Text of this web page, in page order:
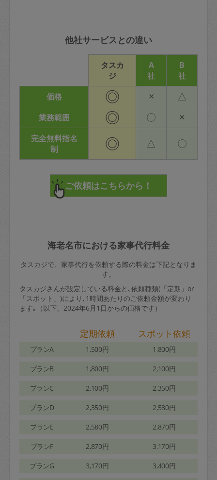
他社サービスとの違い
タスカ
ジ
A
社
B
社
価格
◎ × △
業務範囲 ◎ 〇 ×
完全無料指名
制
◎ △ 〇
海老名市における家事代行料金
タスカジで、家事代行を依頼する際の料金は下記となりま
す。
タスカジさんが設定している料金と､依頼種類(「定期」or
「スポット」)により､1時間あたりのご依頼金額が変わり
ます｡（以下、2024年6月1日からの価格です）
定期依頼 スポット依頼
プランA 1,500円 1,800円
プランB 1,800円 2,100円
プランC 2,100円 2,350円
プランD 2,350円 2,580円
プランE 2,580円 2,870円
プランF 2,870円 3,170円
プランG 3,170円 3,400円